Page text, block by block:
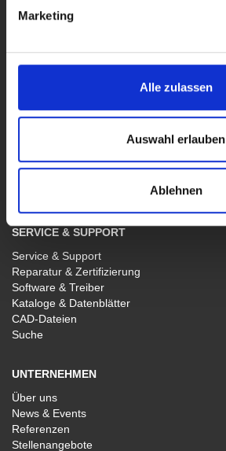
Marketing
Alle zulassen
Auswahl erlauben
Ablehnen
PRODUKTE
Labor-, Leistungs- und Arbiträr-Netzgeräte
Funktions- und Arbiträr-Generatoren
Breitband- und 4-Quadranten-Verstärker
Software WaveControl
SERVICE & SUPPORT
Service & Support
Reparatur & Zertifizierung
Software & Treiber
Kataloge & Datenblätter
CAD-Dateien
Suche
UNTERNEHMEN
Über uns
News & Events
Referenzen
Stellenangebote